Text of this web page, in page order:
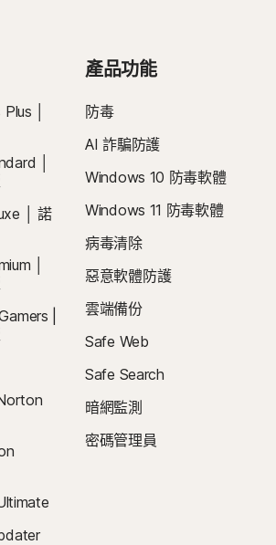
│
│
│ 諾
│
|
產品功能
防毒
AI 詐騙防護
Windows 10 防毒軟體
Windows 11 防毒軟體
病毒清除
惡意軟體防護
雲端備份
Safe Web
Safe Search
暗網監測
密碼管理員